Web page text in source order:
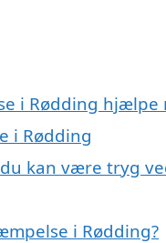
i Rødding hjælpe
i Rødding
kan være tryg
i Rødding?